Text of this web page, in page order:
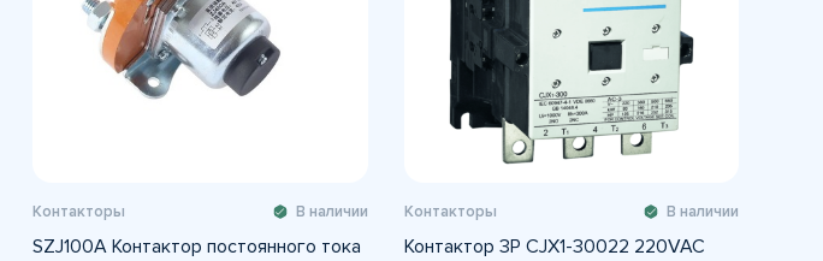
Контакторы В наличии
SZJ100A Контактор постоянного тока
Контакторы В наличии
Контактор 3P CJX1-30022 220VAC